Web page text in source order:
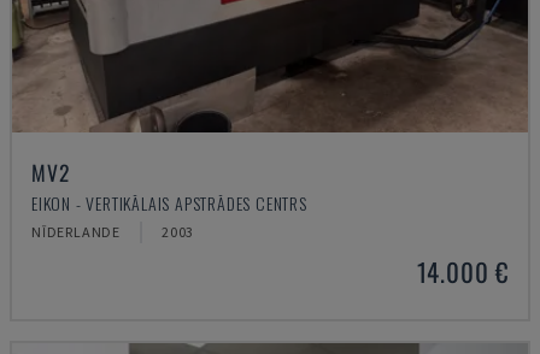
MV2
EIKON - VERTIKĀLAIS APSTRĀDES CENTRS
NĪDERLANDE 2003
14.000 €